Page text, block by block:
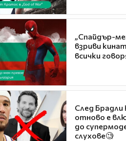
„Спайдър-
взриви
всички
След
отново е
до
слухове🧐